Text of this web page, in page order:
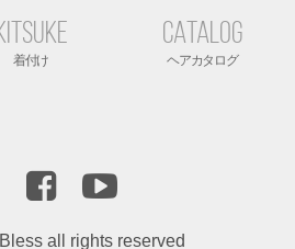
CATALOG
all rights reserved